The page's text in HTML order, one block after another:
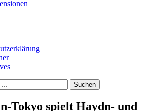
Tokyo spielt Haydn- und